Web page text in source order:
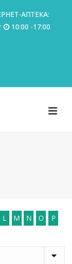
АПТЕКА:
10:00 -17:00
L M N O
P